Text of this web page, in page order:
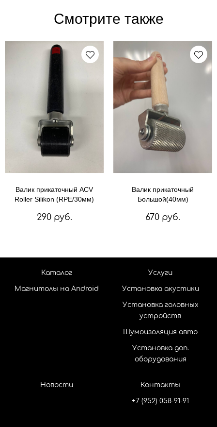
Смотрите также
Валик прикаточный ACV
Roller Silikon (RPE/30мм)
290 руб.
Валик прикаточный
Большой(40мм)
670 руб.
Каталог
Магнитолы на Android
Услуги
Установка акустики
Установка головных
устройств
Шумоизоляция авто
Установка доп.
оборудования
Новости Контакты
+7 (952) 058-91-91